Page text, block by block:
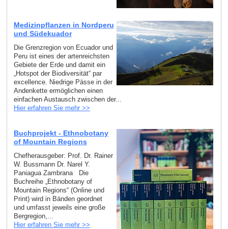
Medizinpflanzen in Nordperu
und Südekuador
Die Grenzregion von Ecuador und
Peru ist eines der artenreichsten
Gebiete der Erde und damit ein
„Hotspot der Biodiversität“ par
excellence. Niedrige Pässe in der
Andenkette ermöglichen einen
einfachen Austausch zwischen der...
Hier erfahren Sie mehr >>
Buchprojekt - Ethnobotany
of Mountain Regions
Chefherausgeber: Prof. Dr. Rainer
W. Bussmann Dr. Narel Y.
Paniagua Zambrana Die
Buchreihe „Ethnobotany of
Mountain Regions“ (Online und
Print) wird in Bänden geordnet
und umfasst jeweils eine große
Bergregion,...
Hier erfahren Sie mehr >>